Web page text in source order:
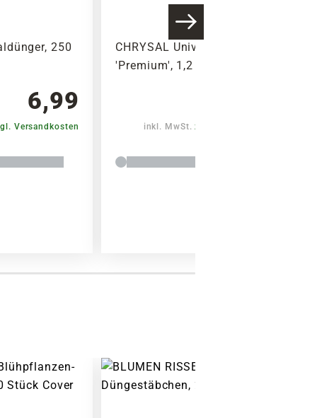
250
6,99
Versandkosten
CHRYSAL Universaldünger
'Premium', 1,2 L
inkl. MwSt.zzgl. Versandkosten